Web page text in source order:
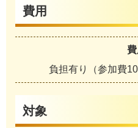
費用
費
負担有り（参加費
対象